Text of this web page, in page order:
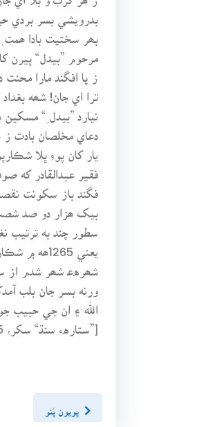
بدرويشي بسر بردي
بھر سختيت بادا ھمت
مرحوم ”بيدل“ پيرن
ز پا افگند مارا
ترا اي جان! شھه بغداد
نيارد ”بيدل ِ“ مسکين
دعاي مخلصان بادت ز
يار کان پوءِ ڀلا
فقير عبدالقادر که
فگند باز سکونت
بيک ھزار دو صد
سطور چند به ترتيب
شھرهﻋ شھر شدم از
ورنه بسر جان بلب
الله ۽ ان جي حبيب
[”ستارهء سنڌ“ سکر، 1935ع]
پويون پَنو